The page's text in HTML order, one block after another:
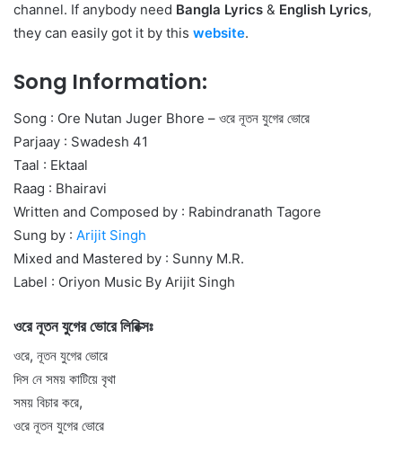
channel. If anybody need Bangla Lyrics & English Lyrics,
they can easily got it by this website.
Song Information:
Song : Ore Nutan Juger Bhore – ওরে নূতন যুগের ভোরে
Parjaay : Swadesh 41
Taal : Ektaal
Raag : Bhairavi
Written and Composed by : Rabindranath Tagore
Sung by : Arijit Singh
Mixed and Mastered by : Sunny M.R.
Label : Oriyon Music By Arijit Singh
ওরে নূতন যুগের ভোরে লিরিক্সঃ
ওরে, নূতন যুগের ভোরে
দিস নে সময় কাটিয়ে বৃথা
সময় বিচার করে,
ওরে নূতন যুগের ভোরে